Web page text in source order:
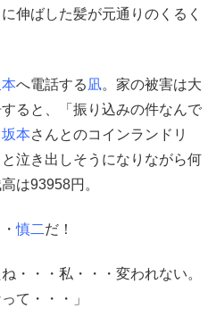
伸ばした髪が元通りのくるく
へ電話する 凪。家の被害は大
ると、「振り込みの件なんで
坂本さんとのコインランドリ
泣き出しそうになりながら何
は93958円。
慎二だ！
・・・私・・・変われない。
て・・・」